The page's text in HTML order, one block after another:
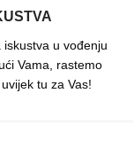
u vođenju
Vama, rastemo
tu za Vas!